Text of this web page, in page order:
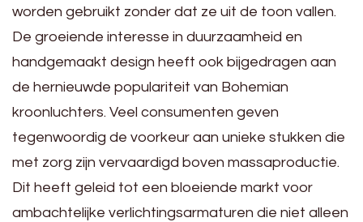
worden gebruikt zonder dat ze uit de toon vallen.
De groeiende interesse in duurzaamheid en
handgemaakt design heeft ook bijgedragen aan
de hernieuwde populariteit van Bohemian
kroonluchters. Veel consumenten geven
tegenwoordig de voorkeur aan unieke stukken die
met zorg zijn vervaardigd boven massaproductie.
Dit heeft geleid tot een bloeiende markt voor
ambachtelijke verlichtingsarmaturen die niet alleen